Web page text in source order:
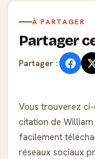
À PARTAGER
Partager
Partager :
Vous trouverez
citation de
facilement
réseaux sociaux